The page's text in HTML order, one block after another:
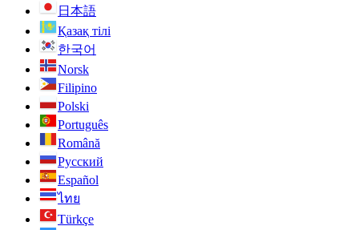
日本語
Қазақ тілі
한국어
Norsk
Filipino
Polski
Português
Română
Русский
Español
ไทย
Türkçe